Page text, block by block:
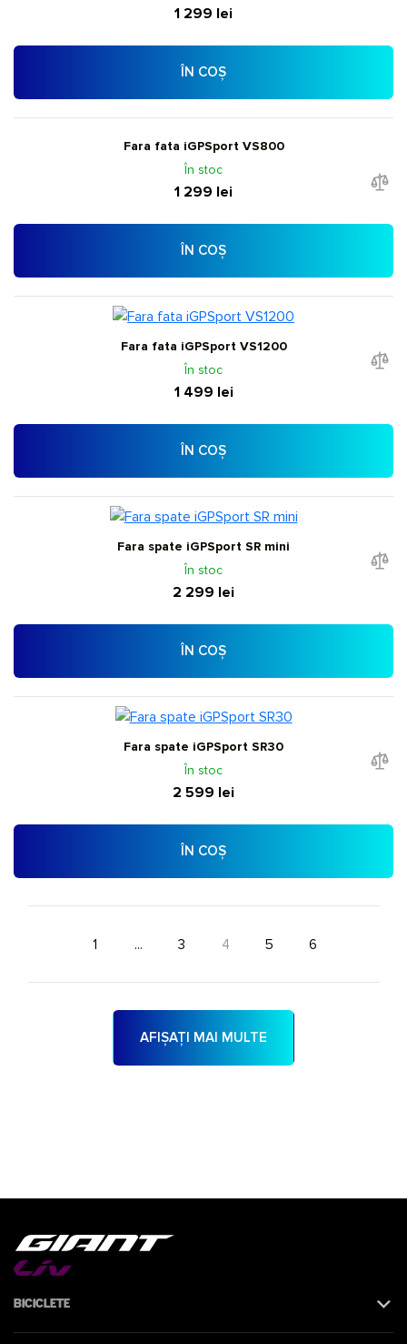
1 299 lei
ÎN COȘ
Fara fata iGPSport VS800
În stoc
1 299 lei
ÎN COȘ
Fara fata iGPSport VS1200
În stoc
1 499 lei
ÎN COȘ
Fara spate iGPSport SR mini
În stoc
2 299 lei
ÎN COȘ
Fara spate iGPSport SR30
În stoc
2 599 lei
ÎN COȘ
1 ... 3 4 5 6
AFIȘAȚI MAI MULTE
Biciclete